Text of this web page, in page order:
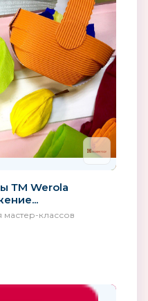
ТМ Werola
мастер-классов